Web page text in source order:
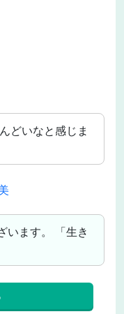
どいなと感じま
います。 「生き